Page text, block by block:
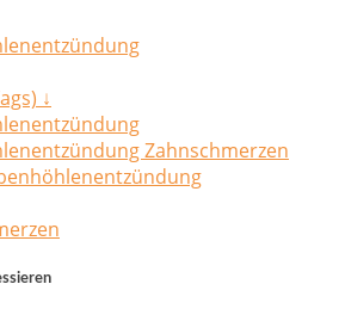
↓
Zahnschmerzen